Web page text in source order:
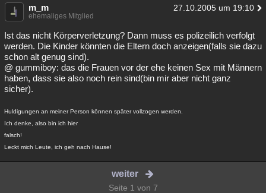
m_m 27.10.2005 um 19:10
ehemaliges Mitglied
Ist das nicht Körperverletzung? Dann muss es polizeilich verfolgt
werden. Die Kinder könnten die Eltern doch anzeigen(falls sie dazu
schon alt genug sind).
@ gummiboy: das die Frauen vor der ehe keinen Sex mit Männern
haben, dass sie also noch rein sind(bin mir aber nicht ganz
sicher).
Huldigungen an meiner Person können später vollzogen werden.
Ich denke, also bin ich hier
falsch!
Leckt mich Leute, ich geh nach Hause!
weiter
Seite 1 von 7